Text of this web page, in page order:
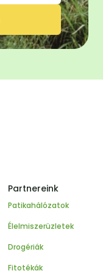
Partnereink
Patikahálózatok
Élelmiszerüzletek
Drogériák
Fitotékák